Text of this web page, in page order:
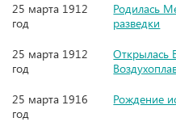
25 марта 1912
год
Родилась
разведки
25 марта 1912
год
Открылась
25 марта 1916
год
Рождение